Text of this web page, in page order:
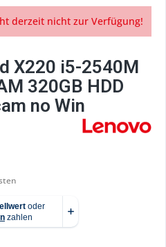
derzeit nicht zur Verfügung!
X220 i5-2540M
320GB HDD
no Win